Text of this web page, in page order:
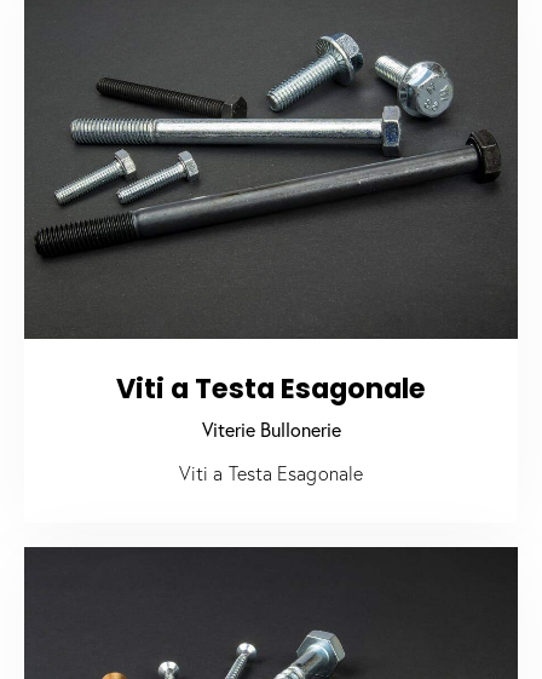
Viti a Testa Esagonale
Viterie Bullonerie
Viti a Testa Esagonale